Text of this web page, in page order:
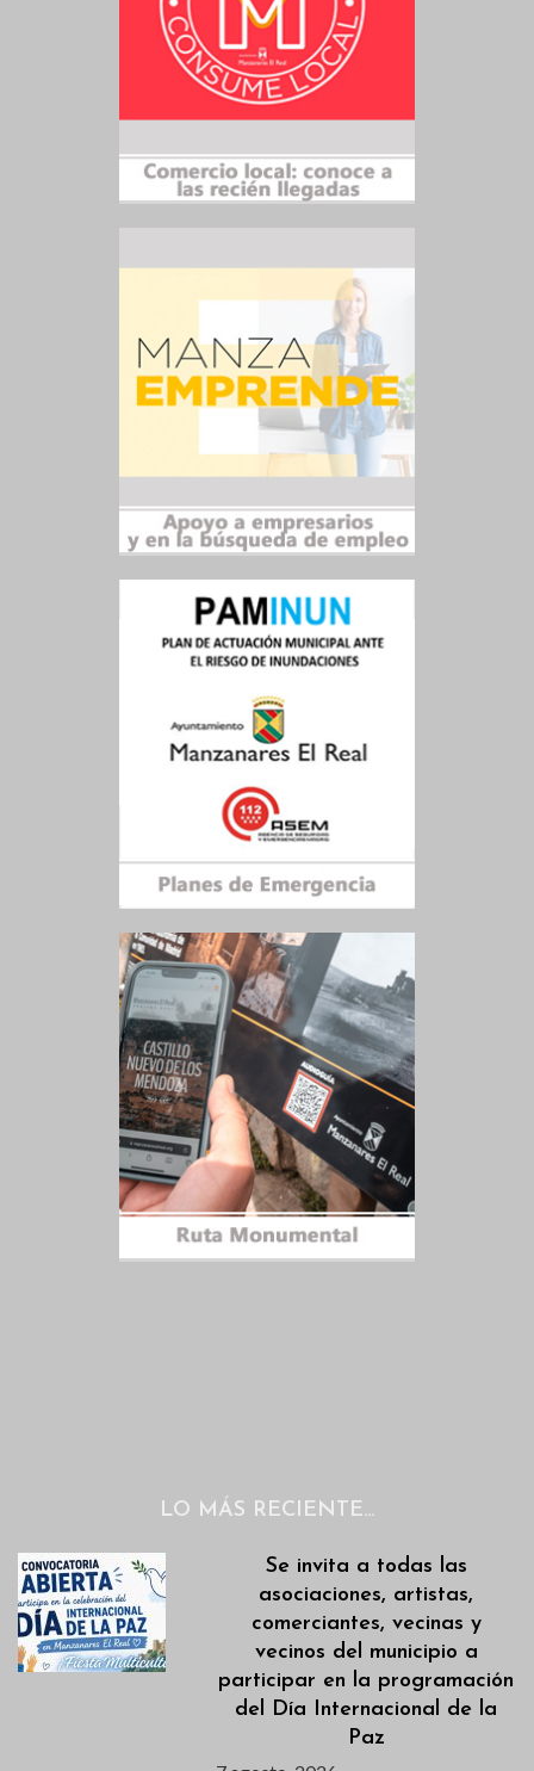
LO MÁS RECIENTE…
Se invita a todas las
asociaciones, artistas,
comerciantes, vecinas y
vecinos del municipio a
participar en la programación
del Día Internacional de la
Paz